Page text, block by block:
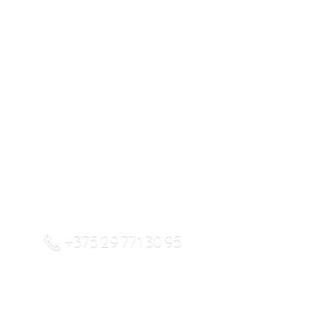
+375 29 771 30 95